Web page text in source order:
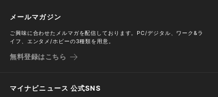
メールマガジン
ご興味に合わせたメルマガを配信しております。PC/デジタル、ワーク&ラ
イフ、エンタメ/ホビーの3種類を用意。
無料登録はこちら
マイナビニュース 公式SNS